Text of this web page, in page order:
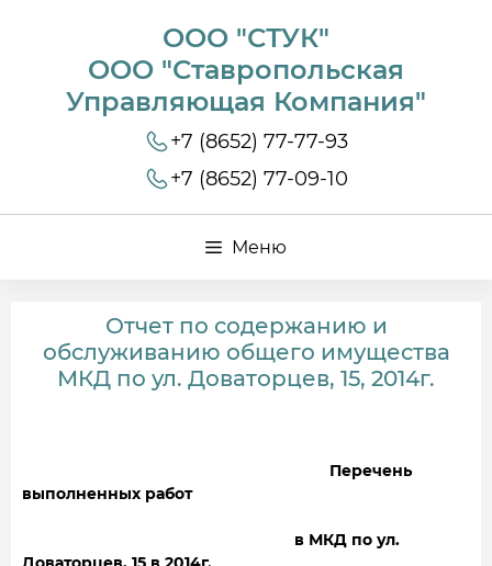
ООО "СТУК"
ООО "Ставропольская
Управляющая Компания"
+7 (8652) 77-77-93
+7 (8652) 77-09-10
Меню
Отчет по содержанию и
обслуживанию общего имущества
МКД по ул. Доваторцев, 15, 2014г.
Перечень
выполненных работ
в МКД по ул.